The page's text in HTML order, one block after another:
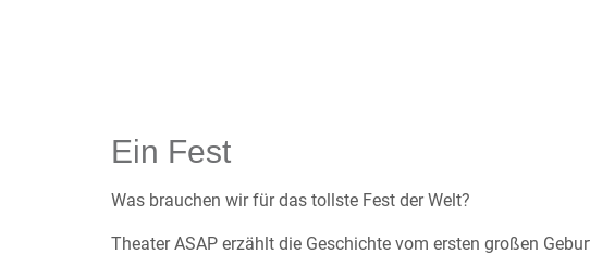
Ein Fest
Was brauchen wir für das tollste Fest der Welt?
Theater ASAP erzählt die Geschichte vom ersten großen